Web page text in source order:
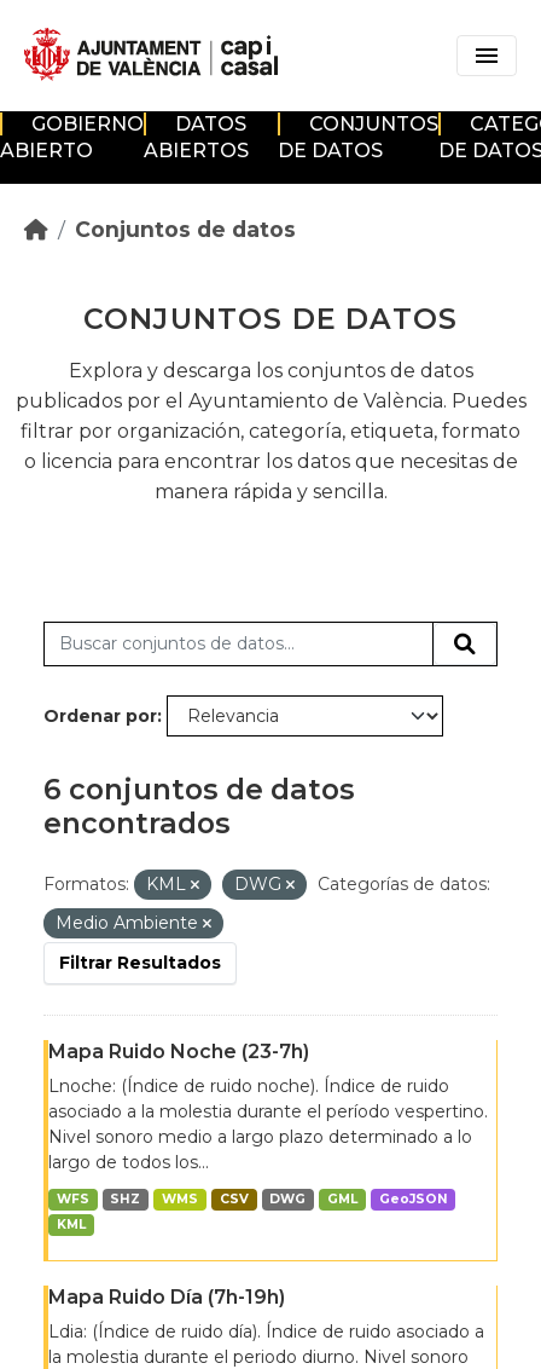
GOBIERNO
ABIERTO
DATOS
ABIERTOS
CONJUNTOS
DE DATOS
DE
Conjuntos de datos
CONJUNTOS DE DATOS
Explora y descarga los conjuntos de datos
publicados por el Ayuntamiento de València. Puedes
filtrar por organización, categoría, etiqueta, formato
o licencia para encontrar los datos que necesitas de
manera rápida y sencilla.
Ordenar por
6 conjuntos de datos
encontrados
Formatos: KML DWG
Categorías de datos:
Medio Ambiente
Filtrar Resultados
Mapa Ruido Noche (23-7h)
Lnoche: (Índice de ruido noche). Índice de ruido
asociado a la molestia durante el período vespertino.
Nivel sonoro medio a largo plazo determinado a lo
largo de todos los...
WFS SHZ WMS CSV DWG GML
GeoJSON
KML
Mapa Ruido Día (7h-19h)
Ldia: (Índice de ruido día). Índice de ruido asociado a
la molestia durante el periodo diurno. Nivel sonoro